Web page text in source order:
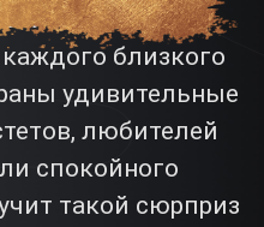
близкого
удивительные
любителей
спокойного
такой сюрприз